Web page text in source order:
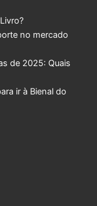
no mercado
de 2025: Quais
ir à Bienal do